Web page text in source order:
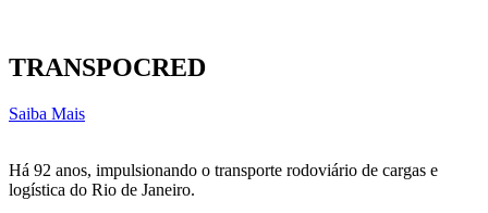
TRANSPOCRED
Saiba Mais
Há 92 anos, impulsionando o transporte rodoviário de cargas e
logística do Rio de Janeiro.